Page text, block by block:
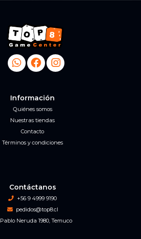
Información
Quiénes somos
Nuestras tiendas
Contacto
Términos y condiciones
Contáctanos
+56 9 4999 9190
pedidos@top8.cl
Pablo Neruda 1980, Temuco